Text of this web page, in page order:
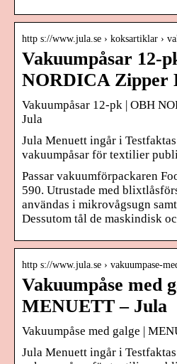
http s://www.jula.se › koksartiklar ›
Vakuumpåsar 12-
NORDICA Zipper
Vakuumpåsar 12-pk | OBH
Jula
Jula Menuett ingår i
vakuumpåsar för textilier
Passar vakuumförpackaren
590. Utrustade med
användas i mikrovågsugn
Dessutom tål de maskindisk
http s://www.jula.se › vakuumpase-
Vakuumpåse med
MENUETT – Jula
Vakuumpåse med galge |
Jula Menuett ingår i